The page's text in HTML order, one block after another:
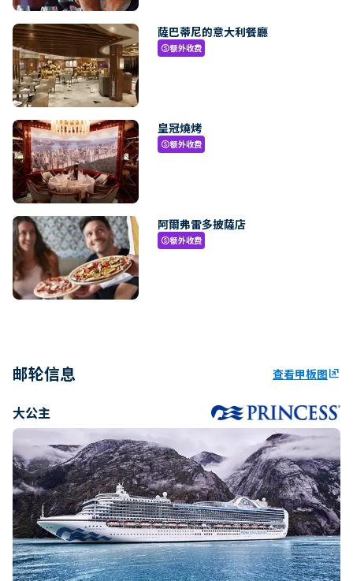
薩巴蒂尼的意大利餐廳
paid额外收费
皇冠燒烤
paid额外收费
阿爾弗雷多披薩店
paid额外收费
邮轮信息 查看甲板图ungroup
大公主